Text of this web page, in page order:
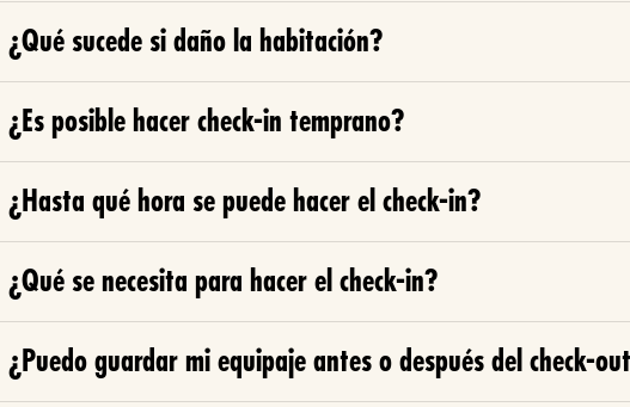
¿Qué sucede si daño la habitación?
¿Es posible hacer check-in temprano?
¿Hasta qué hora se puede hacer el check-in?
¿Qué se necesita para hacer el check-in?
¿Puedo guardar mi equipaje antes o después del check-